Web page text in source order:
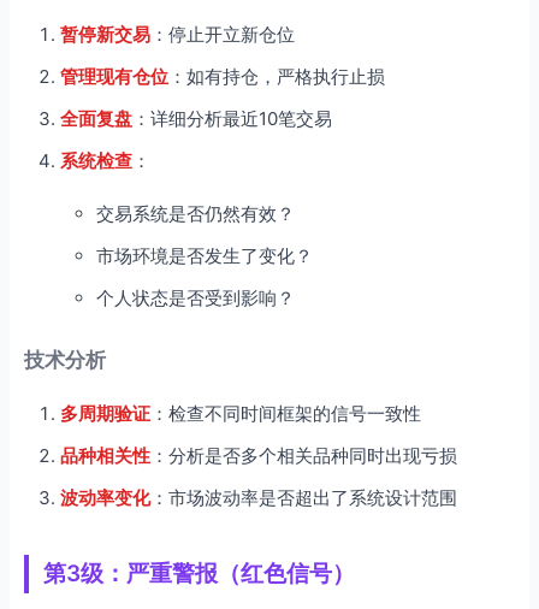
暂停新交易 ：停止开立新仓位
管理现有仓位 ：如有持仓，严格执行止损
全面复盘 ：详细分析最近10笔交易
系统检查 ：
交易系统是否仍然有效？
市场环境是否发生了变化？
个人状态是否受到影响？
技术分析
多周期验证 ：检查不同时间框架的信号一致性
品种相关性 ：分析是否多个相关品种同时出现亏损
波动率变化：市场波动率是否超出了系统设计范围
第3级：严重警报（红色信号）